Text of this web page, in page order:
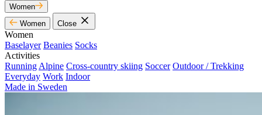
Women
Women
Close
Women
Baselayer Beanies Socks
Activities
Running Alpine Cross-country skiing Soccer Outdoor / Trekking
Everyday Work Indoor
Made in Sweden